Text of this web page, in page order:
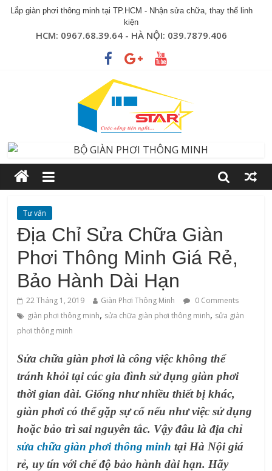
Lắp giàn phơi thông minh tại TP.HCM - Nhận sửa chữa, thay thế linh
kiện
HCM: 0967.68.39.64 - HÀ NỘI: 039.7879.406
Tư vấn
Địa Chỉ Sửa Chữa Giàn
Phơi Thông Minh Giá Rẻ,
Bảo Hành Dài Hạn
22 Tháng 1, 2019 Giàn Phơi Thông Minh
0 Comments
‌giàn‌ ‌phơi‌ ‌thông‌ ‌minh, sửa chữa giàn phơi thông minh, sửa giàn
phơi thông minh
Sửa chữa giàn phơi là công việc không thể
tránh khỏi tại các gia đình sử dụng giàn phơi
thời gian dài. Giống như nhiều thiết bị khác,
giàn phơi có thể gặp sự cố nếu như việc sử dụng
hoặc bảo trì sai nguyên tắc. Vậy đâu là địa chỉ
sửa chữa giàn phơi thông minh tại Hà Nội giá
rẻ, uy tín với chế độ bảo hành dài hạn. Hãy